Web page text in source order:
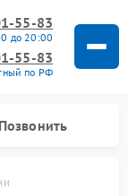
55-83
до 20:00
55-83
по РФ
Позвонить